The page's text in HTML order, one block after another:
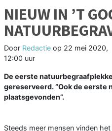
NIEUW IN ’T
Door Redactie op 22 mei 2020,
12:00 uur
De eerste
gereserveerd. “Ook de
plaatsgevonden”.
Steeds meer mensen vinden